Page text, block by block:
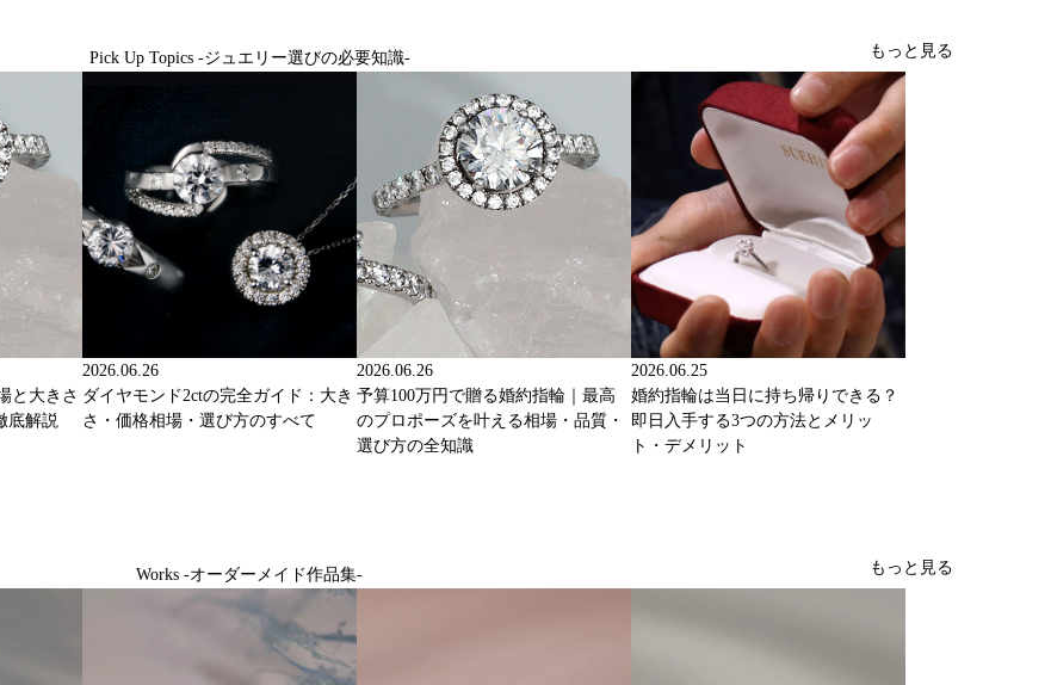
Pick Up Topics -ジュエリー選びの必要知識- もっと見る
と大きさ
底解説
2026.06.26
ダイヤモンド2ctの完全ガイド：大き
さ・価格相場・選び方のすべて
2026.06.26
予算100万円で贈る婚約指輪｜最高
のプロポーズを叶える相場・品質・
選び方の全知識
2026.06.25
婚約指輪は当日に持ち帰りできる？
即日入手する3つの方法とメリッ
ト・デメリット
Works -オーダーメイド作品集- もっと見る